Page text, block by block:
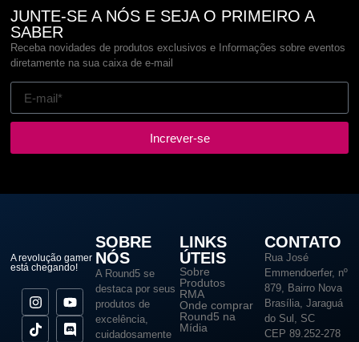
JUNTE-SE A NÓS E SEJA O PRIMEIRO A
SABER
Receba novidades de produtos exclusivos e Informações sobre eventos
diretamente na sua caixa de e-mail
Increver-se
A revolução gamer
está chegando!
SOBRE
NÓS
A Round5 se
destaca por seus
produtos de
excelência,
cuidadosamente
LINKS
ÚTEIS
Sobre
Produtos
RMA
Onde comprar
Round5 na
Mídia
CONTATO
Rua José
Emmendoerfer, nº
879, Bairro Nova
Brasília, Jaraguá
do Sul, SC
CEP 89.252-278